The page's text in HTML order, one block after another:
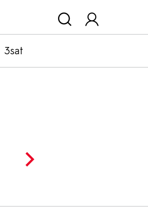
3sat
15